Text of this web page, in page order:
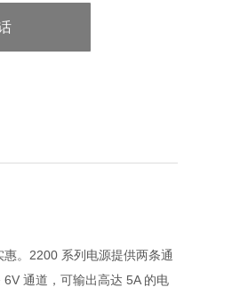
。2200 系列电源提供两条通
通道，可输出高达 5A 的电